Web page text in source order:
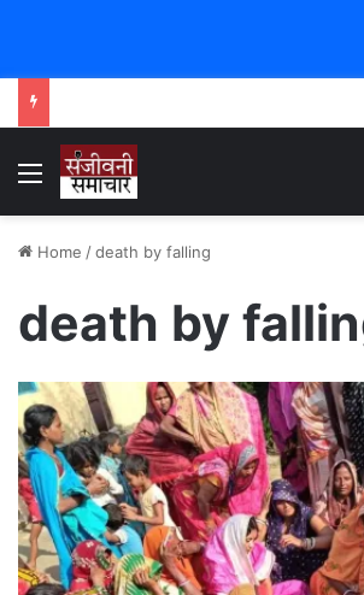
Menu
Home /death by falling
death by